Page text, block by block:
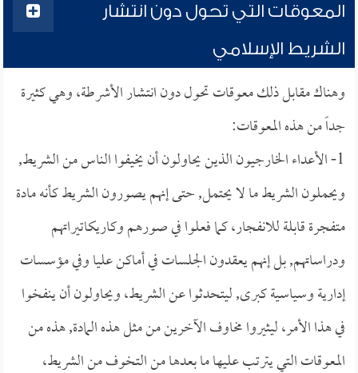
المعوقات التي تحول دون انتشار
الشريط الإسلامي
وهناك مقابل ذلك معوقات تحول دون انتشار الأشرطة، وهي كثيرة
جداً من هذه المعوقات:
1- الأعداء الخارجيون الذين يحاولون أن يخيفوا الناس من الشريط,
ويحملون الشريط ما لا يحتمل, حتى إنهم يصورون الشريط كأنه مادة
متفجرة قابلة للانفجار، كما فعلوا في صورهم وكاريكاتيراتهم
ودراساتهم, بل إنهم يعقدون الجلسات في أماكن عليا وفي مؤسسات
إدارية وسياسية كبرى, ليتحدثوا عن الشريط، ويحاولون أن ينفخوا
في هذا الأمر، ليثيروا مخاوف الآخرين من مثل هذه المادة, هذه من
المعوقات التي يترتب عليها ما بعدها من التخوف من الشريط،